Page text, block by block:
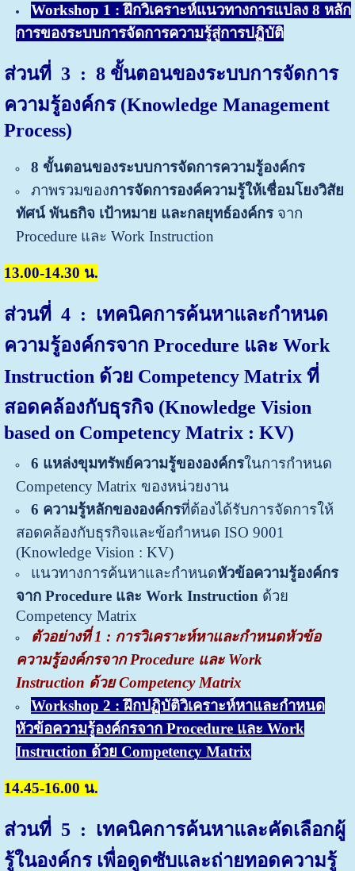
Workshop 1 : ฝึกวิเคราะห์แนวทางการแปลง 8 หลัก
การของระบบการจัดการความรู้สู่การปฏิบัติ
ส่วนที่ 3: 8 ขั้นตอนของระบบการจัดการ
ความรู้องค์กร (Knowledge Management
Process)
8 ขั้นตอนของระบบการจัดการความรู้องค์กร
ภาพรวมของการจัดการองค์ความรู้ให้เชื่อมโยงวิสัย
ทัศน์ พันธกิจ เป้าหมาย และกลยุทธ์องค์กรจาก
Procedure และ Work Instruction
13.00-14.30 น.
ส่วนที่ 4: เทคนิคการค้นหาและกำหนด
ความรู้องค์กรจาก Procedure และ Work
Instruction ด้วย Competency Matrix ที่
สอดคล้องกับธุรกิจ (Knowledge Vision
based on Competency Matrix : KV)
6 แหล่งขุมทรัพย์ความรู้ขององค์กรในการกำหนด
Competency Matrix ของหน่วยงาน
6 ความรู้หลักขององค์กรที่ต้องได้รับการจัดการให้
สอดคล้องกับธุรกิจและข้อกำหนด ISO 9001
(Knowledge Vision : KV)
แนวทางการค้นหาและกำหนดหัวข้อความรู้องค์กร
จาก Procedure และ Work Instruction ด้วย
Competency Matrix
ตัวอย่างที่1 : การวิเคราะห์หาและกำหนดหัวข้อ
ความรู้องค์กรจากProcedure และWork
Instruction ด้วยCompetency Matrix
Workshop 2 :ฝึกปฏิบัติวิเคราะห์หาและกำหนด
หัวข้อความรู้องค์กรจาก Procedure และ Work
Instruction ด้วย Competency Matrix
14.45-16.00 น.
ส่วนที่5 : เทคนิคการค้นหาและคัดเลือกผู้
รู้ในองค์กร เพื่อดูดซับและถ่ายทอดความรู้